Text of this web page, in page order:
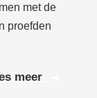
met de
proefden